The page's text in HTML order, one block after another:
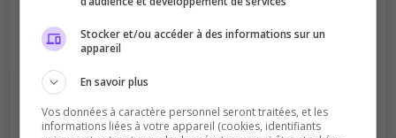
Stocker et/ou accéder à des informations sur un
appareil
En savoir plus
Vos données à caractère personnel seront traitées, et les
informations liées à votre appareil (cookies, identifiants